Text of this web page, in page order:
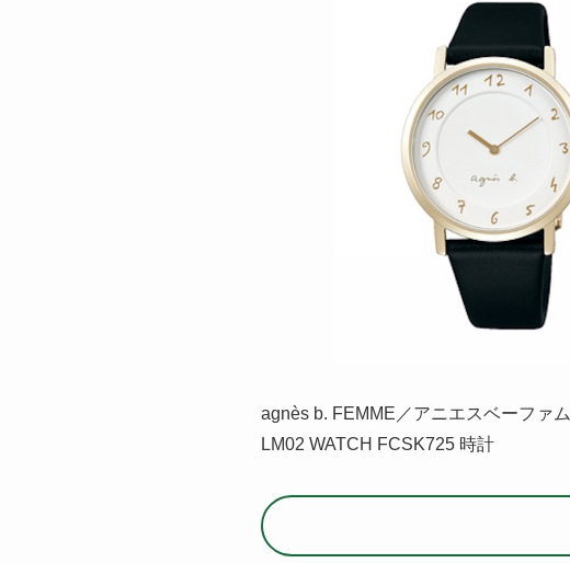
agnès b. FEMME／アニエスベーファム
LM02 WATCH FCSK725 時計